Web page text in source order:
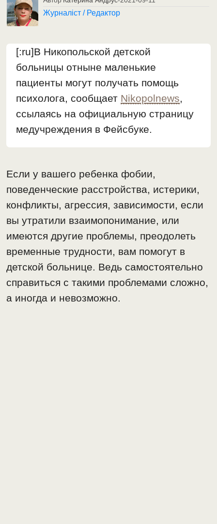
Журналіст / Редактор
[:ru]В Никопольской детской
больницы отныне маленькие
пациенты могут получать помощь
психолога, сообщает Nikopolnews,
ссылаясь на официальную страницу
медучреждения в Фейсбуке.
Если у вашего ребенка фобии,
поведенческие расстройства, истерики,
конфликты, агрессия, зависимости, если
вы утратили взаимопонимание, или
имеются другие проблемы, преодолеть
временные трудности, вам помогут в
детской больнице. Ведь самостоятельно
справиться с такими проблемами сложно,
а иногда и невозможно.